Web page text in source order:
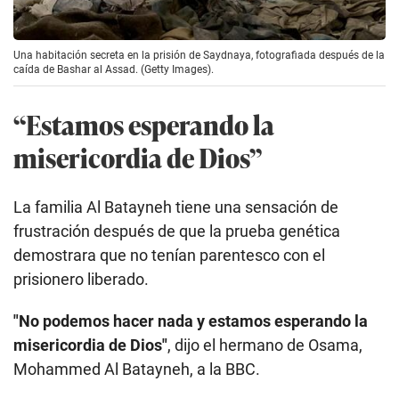
Una habitación secreta en la prisión de Saydnaya, fotografiada después de la
caída de Bashar al Assad. (Getty Images).
“Estamos esperando la
misericordia de Dios”
La familia Al Batayneh tiene una sensación de
frustración después de que la prueba genética
demostrara que no tenían parentesco con el
prisionero liberado.
"No podemos hacer nada y estamos esperando la
misericordia de Dios", dijo el hermano de Osama,
Mohammed Al Batayneh, a la BBC.